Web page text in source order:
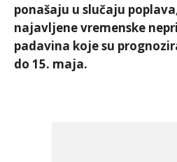
ponašaju u slučaju
najavljene vremenske
padavina koje su
do 15. maja.